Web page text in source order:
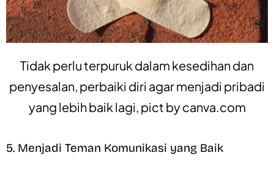
Tidak perlu terpuruk dalam kesedihan dan
penyesalan, perbaiki diri agar menjadi pribadi
yang lebih baik lagi, pict bycanva.com
5. Menjadi Teman Komunikasi yang Baik